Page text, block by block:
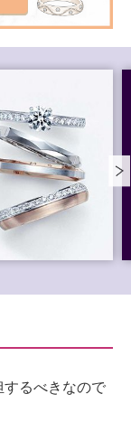
するべきなので